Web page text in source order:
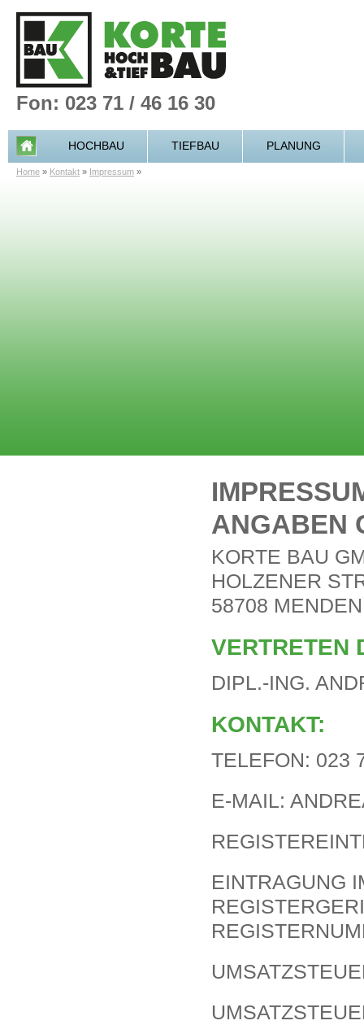
Fon: 023 71 / 46 16 30
Home » Kontakt » Impressum »
HOCHBAU TIEFBAU PLANUNG
ANGABEN
KORTE BAU
HOLZENER
58708 MENDEN
VERTRETEN
DIPL.-ING.
KONTAKT:
TELEFON: 023
E-MAIL:
EINTRAGUNG